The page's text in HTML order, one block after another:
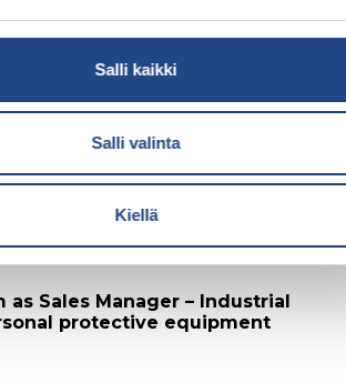
Salli kaikki
Salli valinta
Kiellä
artikkelit
strengthens environmental
Teknicross® railway crossing
as Sales Manager – Industrial
protective equipment